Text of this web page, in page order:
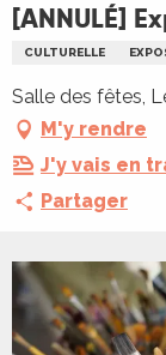
[ANNULÉ]
CULTURELLE
Salle des fêtes,
M'y rendre
J'y vais en
Partager